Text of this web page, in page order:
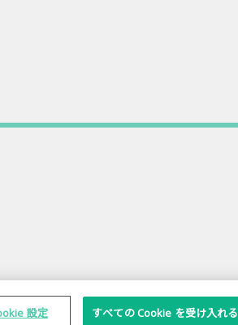
設定 すべての Cookie を受け入れる